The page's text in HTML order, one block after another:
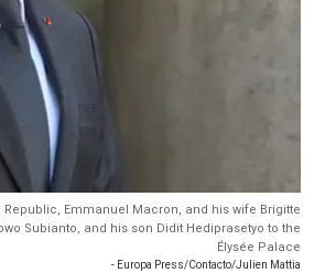
Republic, Emmanuel Macron, and his wife Brigitte
Subianto, and his son Didit Hediprasetyo to the
Élysée Palace
- Europa Press/Contacto/Julien Mattia